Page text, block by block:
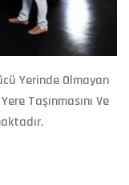
Yerinde Olmayan
Taşınmasını Ve